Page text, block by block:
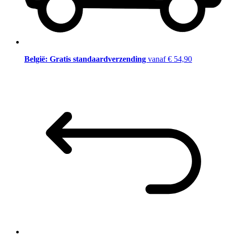
België: Gratis standaardverzending vanaf € 54,90